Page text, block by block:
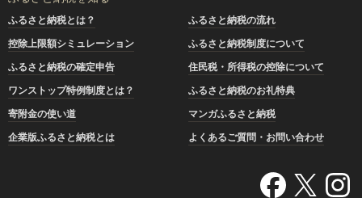
ふるさと納税とは？
ふるさと納税の流れ
控除上限額シミュレーション
ふるさと納税制度について
ふるさと納税の確定申告
住民税・所得税の控除について
ワンストップ特例制度とは？
ふるさと納税のお礼特典
寄附金の使い道
マンガふるさと納税
企業版ふるさと納税とは
よくあるご質問・お問い合わせ